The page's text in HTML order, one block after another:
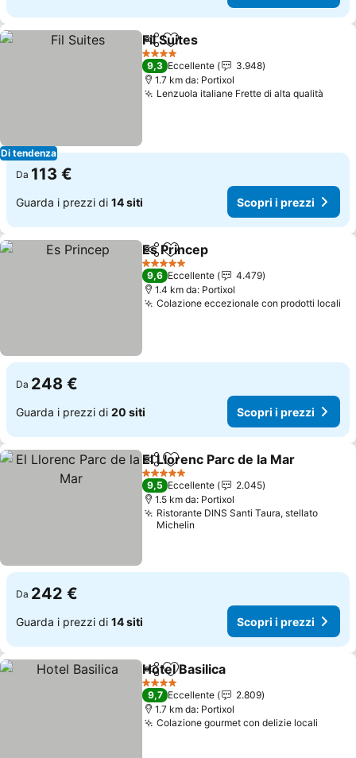
Di tendenza
CondividiAggiungi ai preferiti
Fil Suites
4 Stelle
9,3 Eccellente
3.948
1.7 km da: Portixol
Lenzuola italiane Frette di alta qualità
Da 113 €
Guarda i prezzi di 14 siti Scopri i prezzi
CondividiAggiungi ai preferiti
Es Princep
5 Stelle
9,6 Eccellente
4.479
1.4 km da: Portixol
Colazione eccezionale con prodotti locali
Da 248 €
Guarda i prezzi di 20 siti Scopri i prezzi
CondividiAggiungi ai preferiti
El Llorenc Parc de la Mar
5 Stelle
9,5 Eccellente
2.045
1.5 km da: Portixol
Ristorante DINS Santi Taura, stellato
Michelin
Da 242 €
Guarda i prezzi di 14 siti Scopri i prezzi
CondividiAggiungi ai preferiti
Hotel Basilica
4 Stelle
9,7 Eccellente
2.809
1.7 km da: Portixol
Colazione gourmet con delizie locali